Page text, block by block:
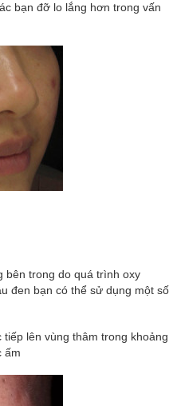
bạn đỡ lo lắng hơn trong vấn
bên trong do quá trình oxy
đen bạn có thể sử dụng một số
lên vùng thâm trong khoảng
ấm